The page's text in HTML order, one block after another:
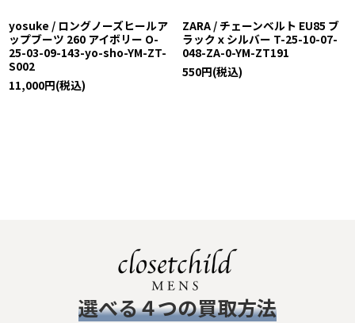
yosuke / ロングノーズヒールア
ップブーツ 260 アイボリー O-
25-03-09-143-yo-sho-YM-ZT-
S002
11,000円(税込)
ZARA / チェーンベルト EU85 ブ
ラックｘシルバー T-25-10-07-
048-ZA-0-YM-ZT191
550円(税込)
​選べる４つの買取方法